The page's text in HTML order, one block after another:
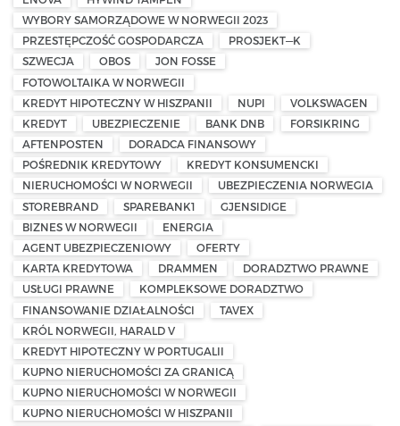
WYBORY SAMORZĄDOWE W NORWEGII 2023
PRZESTĘPCZOŚĆ GOSPODARCZA
PROSJEKT—K
SZWECJA
OBOS
JON FOSSE
FOTOWOLTAIKA W NORWEGII
KREDYT HIPOTECZNY W HISZPANII
NUPI
VOLKSWAGEN
KREDYT
UBEZPIECZENIE BANK DNB
FORSIKRING
AFTENPOSTEN
DORADCA FINANSOWY
POŚREDNIK KREDYTOWY
KREDYT KONSUMENCKI
NIERUCHOMOŚCI W NORWEGII
UBEZPIECZENIA NORWEGIA
STOREBRAND
SPAREBANK1
GJENSIDIGE
BIZNES W NORWEGII
ENERGIA
AGENT UBEZPIECZENIOWY
OFERTY
KARTA KREDYTOWA
DRAMMEN
DORADZTWO PRAWNE
USŁUGI PRAWNE
KOMPLEKSOWE DORADZTWO
FINANSOWANIE DZIAŁALNOŚCI
TAVEX
KRÓL NORWEGII, HARALD V
KREDYT HIPOTECZNY W PORTUGALII
KUPNO NIERUCHOMOŚCI ZA GRANICĄ
KUPNO NIERUCHOMOŚCI W NORWEGII
KUPNO NIERUCHOMOŚCI W HISZPANII